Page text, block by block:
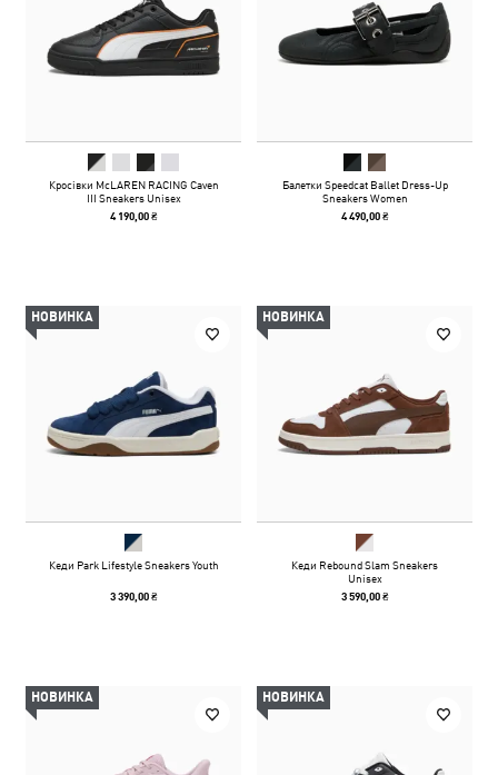
Кросівки McLAREN RACING Caven
III Sneakers Unisex
4 190,00 ₴
Балетки Speedcat Ballet Dress-Up
Sneakers Women
4 490,00 ₴
НОВИНКА
Кеди Park Lifestyle Sneakers Youth
3 390,00 ₴
НОВИНКА
Кеди Rebound Slam Sneakers
Unisex
3 590,00 ₴
НОВИНКА НОВИНКА